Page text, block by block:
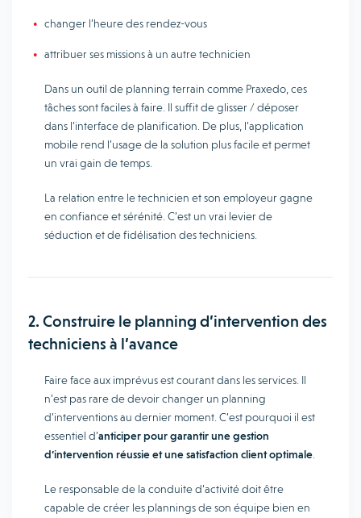
changer l’heure des rendez-vous
attribuer ses missions à un autre technicien
Dans un outil de planning terrain comme Praxedo, ces
tâches sont faciles à faire. Il suffit de glisser / déposer
dans l’interface de planification. De plus, l’application
mobile rend l’usage de la solution plus facile et permet
un vrai gain de temps.
La relation entre le technicien et son employeur gagne
en confiance et sérénité. C’est un vrai levier de
séduction et de fidélisation des techniciens.
2. Construire le planning d’intervention des
techniciens à l’avance
Faire face aux imprévus est courant dans les services. Il
n’est pas rare de devoir changer un planning
d’interventions au dernier moment. C’est pourquoi il est
essentiel d’anticiper pour garantir une gestion
d’intervention réussie et une satisfaction client optimale
Le responsable de la conduite d’activité doit être
capable de créer les plannings de son équipe bien en